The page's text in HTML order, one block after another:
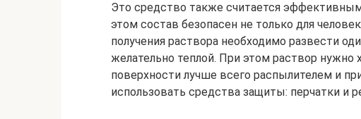
Это средство также считается
этом состав безопасен не только для
получения раствора необходимо развести
желательно теплой. При этом раствор
поверхности лучше всего распылителем и
использовать средства защиты: перчатки и